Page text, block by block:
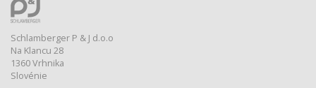
Schlamberger P & J d.o.o
Na Klancu 28
1360 Vrhnika
Slovénie